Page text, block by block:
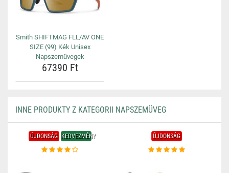
Smith SHIFTMAG FLL/AV ONE
SIZE (99) Kék Unisex
Napszemüvegek
67390 Ft
INNE PRODUKTY Z KATEGORII NAPSZEMÜVEG
ÚJDONSÁG KEDVEZMÉNY ÚJDONSÁG